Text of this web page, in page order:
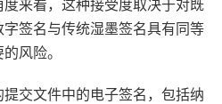
来看，这种接受度取决于对既
签名与传统湿墨签名具有同等
风险。
交文件中的电子签名，包括纳